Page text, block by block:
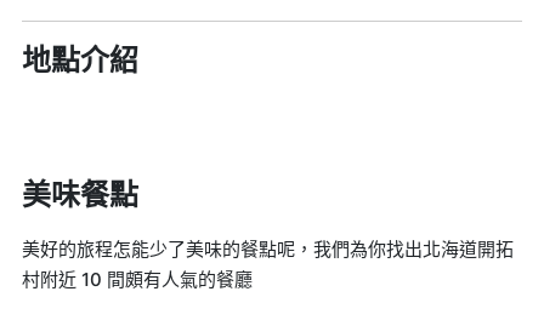
地點介紹
美味餐點
美好的旅程怎能少了美味的餐點呢，我們為你找出北海道開拓
村附近 10 間頗有人氣的餐廳